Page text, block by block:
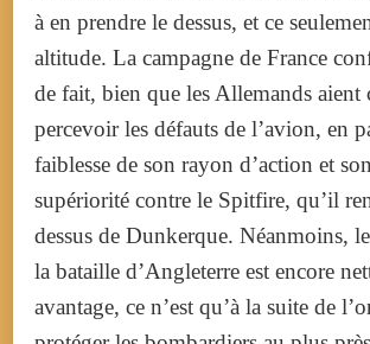
à en prendre le dessus, et ce
altitude. La campagne de France
de fait, bien que les Allemands aient
percevoir les défauts de l’avion, en
faiblesse de son rayon d’action et
supériorité contre le Spitfire, qu’il
dessus de Dunkerque. Néanmoins,
la bataille d’Angleterre est encore
avantage, ce n’est qu’à la suite de